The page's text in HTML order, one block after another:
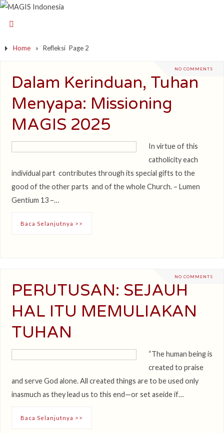
Home » Refleksi Page 2
NO COMMENTS
Dalam Kerinduan, Tuhan
Menyapa: Missioning
MAGIS 2025
In virtue of this
catholicity each
individual part contributes through its special gifts to the
good of the other parts and of the whole Church. – Lumen
Gentium 13 –…
Baca Selanjutnya >>
NO COMMENTS
PERUTUSAN: SEJAUH
HAL ITU MEMULIAKAN
TUHAN
“The human being is
created to praise
and serve God alone. All created things are to be used only
inasmuch as they lead us to this end—or set aseide if…
Baca Selanjutnya >>